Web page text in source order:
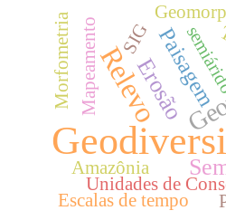
Relevo
Erosão
Paisagem
Mapeamento
Unidades de
Morfometria
Amazônia
SIG
Escalas de tempo